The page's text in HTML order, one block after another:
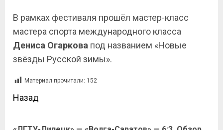
В рамках фестиваля прошёл мастер-класс
мастера спорта международного класса
Дениса Огаркова под названием «Новые
звёзды Русской зимы».
Материал прочитали: 152
Назад